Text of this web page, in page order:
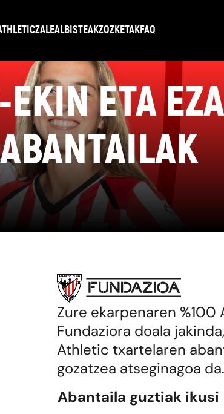
ALBISTEAKZOZKETAKFAQ
ETA
Zure ekarpenaren %100
Fundaziora doala
Athletic txartelaren
gozatzea atseginagoa da.
Abantaila guztiak ikusi